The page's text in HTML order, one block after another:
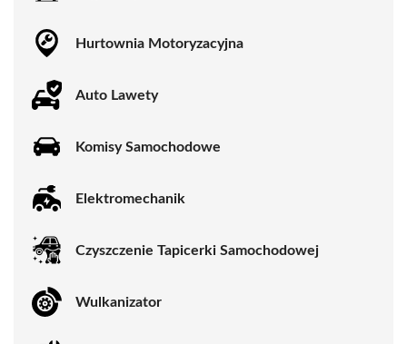
Hurtownia Motoryzacyjna
Auto Lawety
Komisy Samochodowe
Elektromechanik
Czyszczenie Tapicerki Samochodowej
Wulkanizator